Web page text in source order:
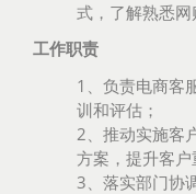
式，了解熟悉网
工作职责
1、负责电商客
训和评估；
2、推动实施客
方案，提升客户
3、落实部门协